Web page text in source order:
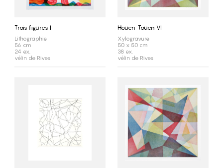
Trois figures I
Lithographie
56 cm
24 ex.
vélin de Rives
Houen-Touen VI
Xylogravure
50 x 50 cm
38 ex.
vélin de Rives